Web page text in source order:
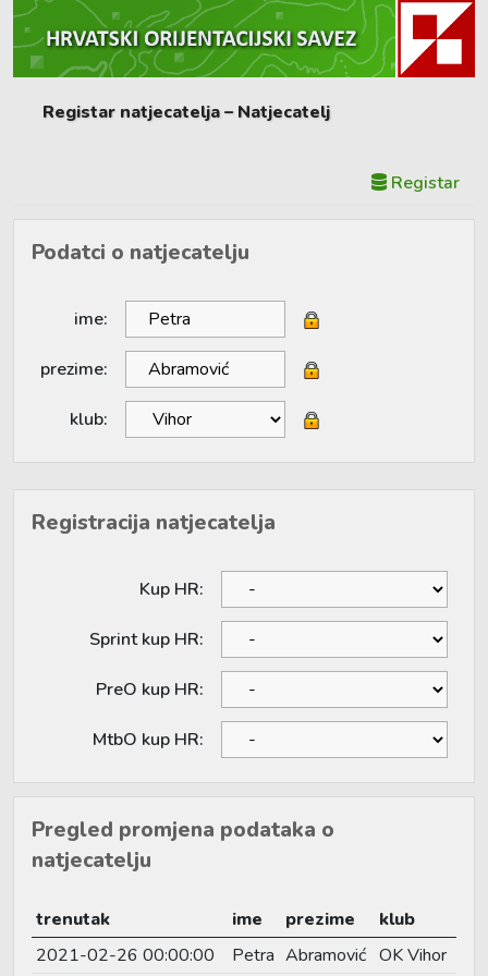
Registar natjecatelja – Natjecatelj
Registar
Podatci o natjecatelju
ime:
prezime:
klub:
Registracija natjecatelja
Kup HR:
Sprint kup HR:
PreO kup HR:
MtbO kup HR:
Pregled promjena podataka o
natjecatelju
trenutak ime prezime
klub
2021-02-26 00:00:00
Petra Abramović OK Vihor